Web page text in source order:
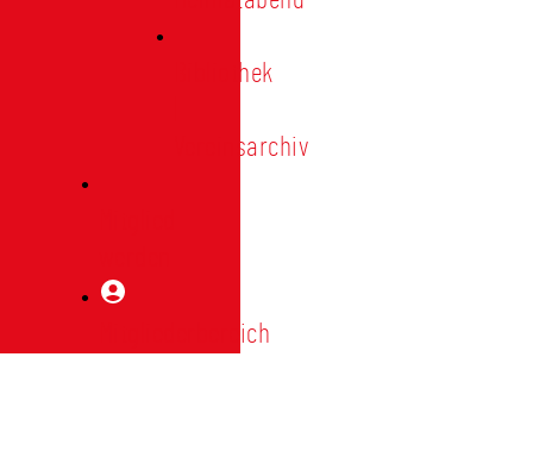
Bibliothek
Vereinsarchiv
Mitgliederbereich